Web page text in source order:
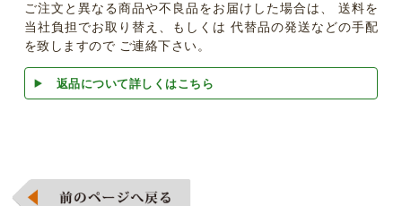
ご注文と異なる商品や不良品をお届けした場合は、 送料を
当社負担でお取り替え、もしくは 代替品の発送などの手配
を致しますので ご連絡下さい。
返品について詳しくはこちら